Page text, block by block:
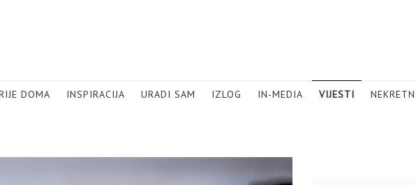
DOMA INSPIRACIJA URADI SAM IZLOG IN-MEDIA VIJESTI